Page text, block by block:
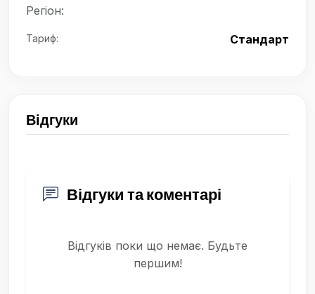
Регіон:
Тариф: Стандарт
Відгуки
Відгуки та коментарі
Відгуків поки що немає. Будьте
першим!